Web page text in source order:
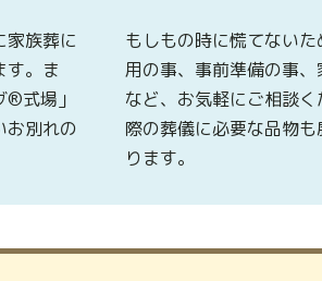
家族葬に
す。ま
®式場」
お別れの
もしもの時に慌てない
用の事、事前準備の事、
など、お気軽にご相談
際の葬儀に必要な品物
ります。